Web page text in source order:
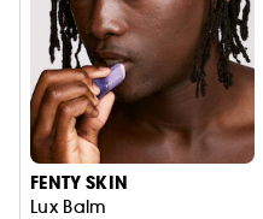
Ignorer le carrousel produits
FENTY SKIN
Lux Balm